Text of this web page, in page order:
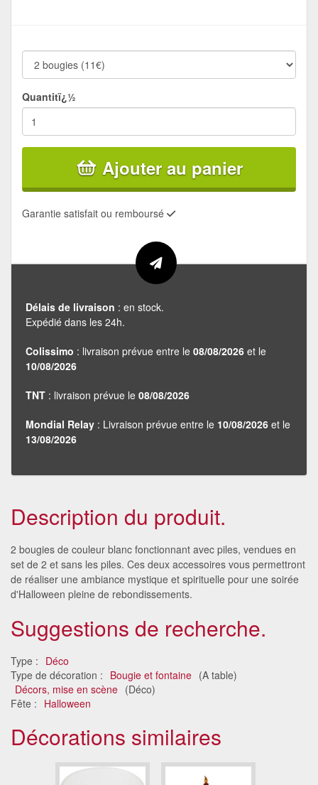
Quantitï¿½
Ajouter au panier
Garantie satisfait ou remboursé
Délais de livraison : en stock.
Expédié dans les 24h.
Colissimo : livraison prévue entre le 08/08/2026 et le
10/08/2026
TNT : livraison prévue le 08/08/2026
Mondial Relay : Livraison prévue entre le 10/08/2026 et le
13/08/2026
Description du produit.
2 bougies de couleur blanc fonctionnant avec piles, vendues en
set de 2 et sans les piles. Ces deux accessoires vous permettront
de réaliser une ambiance mystique et spirituelle pour une soirée
d'Halloween pleine de rebondissements.
Suggestions de recherche.
Type : Déco
Type de décoration : Bougie et fontaine (A table)
Décors, mise en scène (Déco)
Fête : Halloween
Décorations similaires